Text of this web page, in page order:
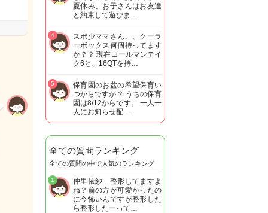
夏休み、お子さんはお友達
と約束して遊びま…
スポ少ママさん、、クーラ
ーボックス何個持ってます
か？？ 現在コールマンテイ
ク6と、16QTを持…
4
保育園のお盆の希望保育い
つからですか？ うちの保育
園は8/12からです。 一人一
人にお知らせ配…
5
全ての質問ランキング
全ての質問の中で人気のランキング
仲里依紗 整形してますよ
ね？前の方が可愛かったの
に今怖いんですが整形した
ら整形したーって…
1